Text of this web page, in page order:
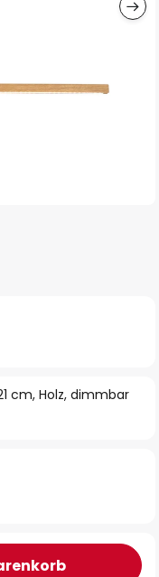
cm, Holz, dimmbar